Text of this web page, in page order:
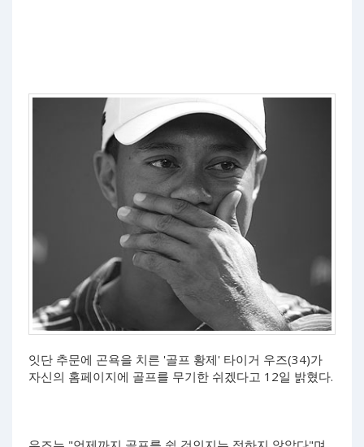
잇단 추문에 곤욕을 치른 '골프 황제' 타이거 우즈(34)가
자신의 홈페이지에 골프를 무기한 쉬겠다고 12일 밝혔다.